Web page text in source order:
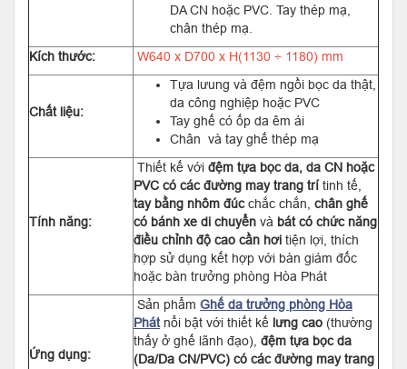
DA CN hoặc PVC. Tay thép mạ,
chân thép mạ.
Kích thước:
W640 x D700 x H(1130 ÷ 1180) mm
Chất liệu:
Tựa lưung và đệm ngồi bọc da thật,
da công nghiệp hoặc PVC
Tay ghế có ốp da êm ái
Chân và tay ghế thép mạ
Tính năng:
Thiết kế với đệm tựa bọc da, da CN hoặc
PVC có các đường may trang trí tinh tế,
tay bằng nhôm đúcchắc chắn, chân ghế
có bánh xe di chuyển và bát có chức năng
điều chỉnh độ cao cần hơi tiện lợi, thích
hợp sử dụng kết hợp với bàn giám đốc
hoặc bàn trưởng phòng Hòa Phát
Ứng dụng:
Sản phẩm Ghế da trưởng phòng Hòa
Phátnổi bật với thiết kế lưng cao (thường
thấy ở ghế lãnh đạo), đệm tựa bọc da
(Da/Da CN/PVC) có các đường may trang